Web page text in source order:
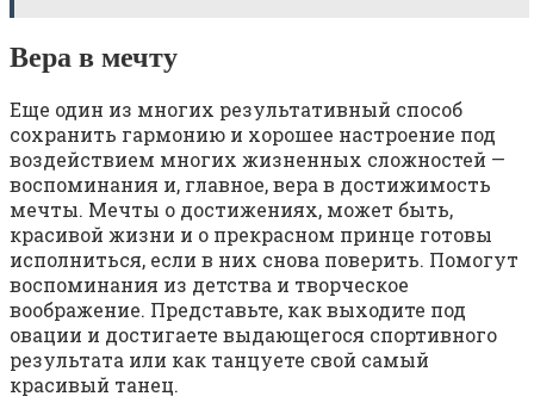
Вера в мечту
Еще один из многих результативный способ
сохранить гармонию и хорошее настроение под
воздействием многих жизненных сложностей —
воспоминания и, главное, вера в достижимость
мечты. Мечты о достижениях, может быть,
красивой жизни и о прекрасном принце готовы
исполниться, если в них снова поверить. Помогут
воспоминания из детства и творческое
воображение. Представьте, как выходите под
овации и достигаете выдающегося спортивного
результата или как танцуете свой самый
красивый танец.